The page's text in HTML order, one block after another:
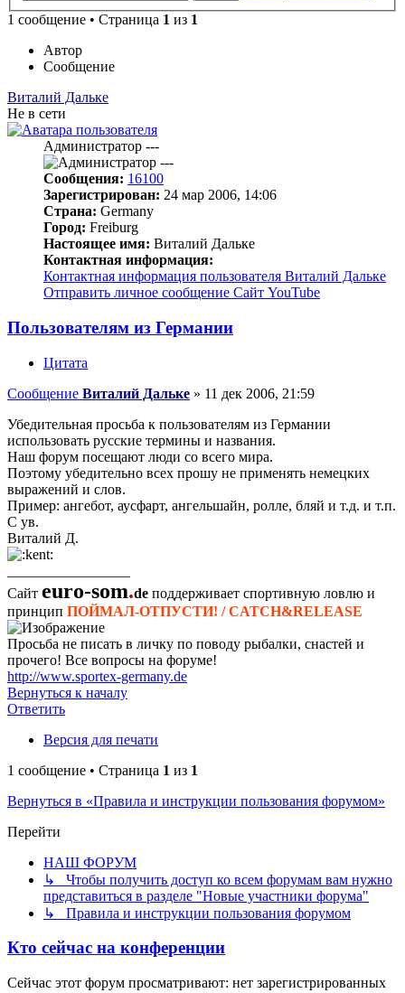
1 сообщение • Страница 1 из 1
Автор
Сообщение
Виталий Дальке
Не в сети
Администратор ---
Сообщения: 16100
Зарегистрирован: 24 мар 2006, 14:06
Страна: Germany
Город: Freiburg
Настоящее имя: Виталий Дальке
Контактная информация:
Контактная информация пользователя Виталий Дальке
Отправить личное сообщение Сайт YouTube
Пользователям из Германии
Цитата
Сообщение Виталий Дальке » 11 дек 2006, 21:59
Убедительная просьба к пользователям из Германии
использовать русские термины и названия.
Наш форум посещают люди со всего мира.
Поэтому убедительно всех прошу не применять немецких
выражений и слов.
Пример: ангебот, аусфарт, ангельшайн, ролле, бляй и т.д. и т.п.
С ув.
Виталий Д.
Сайт euro-som.de поддерживает спортивную ловлю и
принцип ПОЙМАЛ-ОТПУСТИ! / CATCH&RELEASE
Просьба не писать в личку по поводу рыбалки, снастей и
прочего! Все вопросы на форуме!
http://www.sportex-germany.de
Вернуться к началу
Ответить
Версия для печати
1 сообщение • Страница 1 из 1
Вернуться в «Правила и инструкции пользования форумом»
Перейти
НАШ ФОРУМ
↳ Чтобы получить доступ ко всем форумам вам нужно
представиться в разделе "Новые участники форума"
↳ Правила и инструкции пользования форумом
Кто сейчас на конференции
Сейчас этот форум просматривают: нет зарегистрированных